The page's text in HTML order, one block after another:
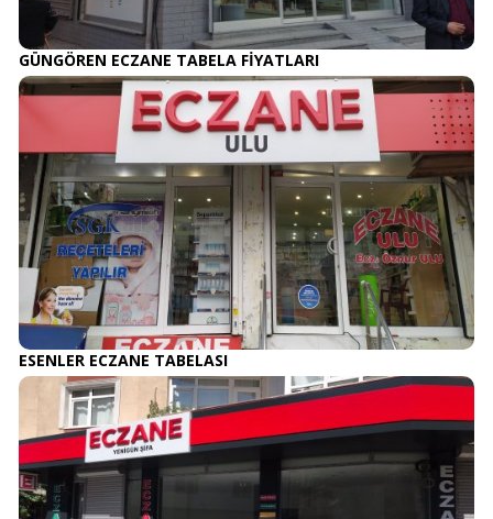
GÜNGÖREN ECZANE TABELA FİYATLARI
ESENLER ECZANE TABELASI